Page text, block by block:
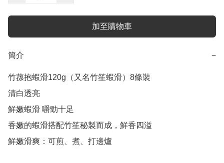
加至購物車
簡介 −
竹蓀抱蝦滑120g（又名竹笙蝦滑）8條裝
清白透亮
鮮嫩蝦滑 嚼勁十足
香嫩的蝦滑搭配竹笙秘製而成，鮮香四溢
鮮嫩滑爽：可煎、煮、打邊爐